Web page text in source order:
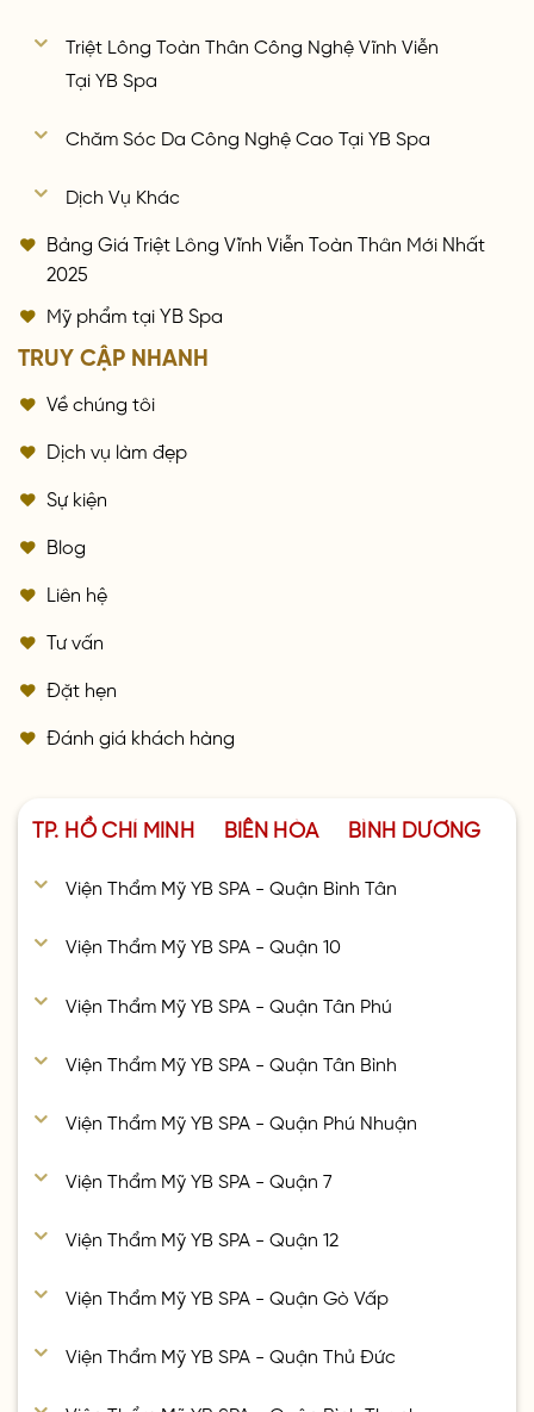
Triệt Lông Toàn Thân Công Nghệ Vĩnh Viễn
Tại YB Spa
Chăm Sóc Da Công Nghệ Cao Tại YB Spa
Dịch Vụ Khác
Bảng Giá Triệt Lông Vĩnh Viễn Toàn Thân Mới Nhất
2025
Mỹ phẩm tại YB Spa
TRUY CẬP NHANH
Về chúng tôi
Dịch vụ làm đẹp
Sự kiện
Blog
Liên hệ
Tư vấn
Đặt hẹn
Đánh giá khách hàng
TP. HỒ CHÍ MINH BIÊN HÒA BÌNH DƯƠNG
Viện Thẩm Mỹ YB SPA - Quận Bình Tân
Viện Thẩm Mỹ YB SPA - Quận 10
Viện Thẩm Mỹ YB SPA - Quận Tân Phú
Viện Thẩm Mỹ YB SPA - Quận Tân Bình
Viện Thẩm Mỹ YB SPA - Quận Phú Nhuận
Viện Thẩm Mỹ YB SPA - Quận 7
Viện Thẩm Mỹ YB SPA - Quận 12
Viện Thẩm Mỹ YB SPA - Quận Gò Vấp
Viện Thẩm Mỹ YB SPA - Quận Thủ Đức